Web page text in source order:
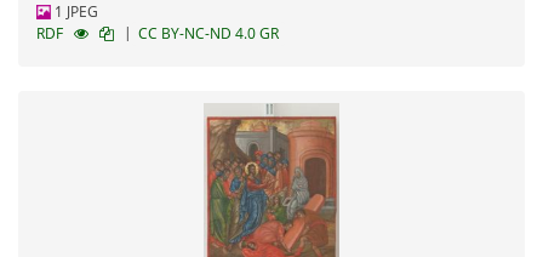
1 JPEG
RDF
| CC BY-NC-ND 4.0 GR